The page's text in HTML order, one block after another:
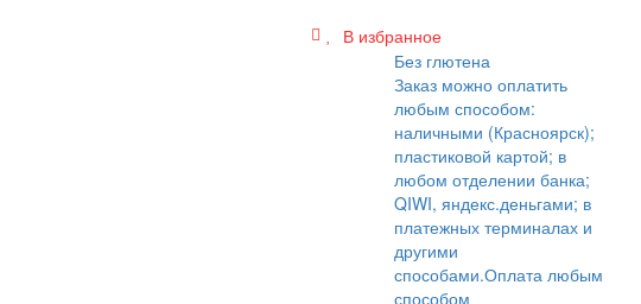
В избранное
Без глютена
Заказ можно оплатить
любым способом:
наличными (Красноярск);
пластиковой картой; в
любом отделении банка;
QIWI, яндекс.деньгами; в
платежных терминалах и
другими
способами.Оплата любым
способом